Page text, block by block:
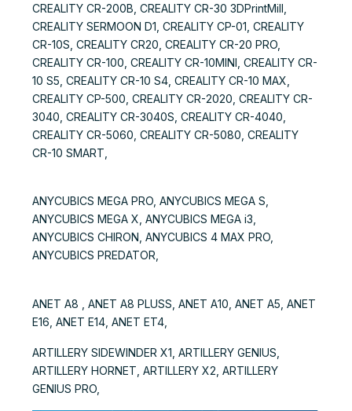
CREALITY CR-200B, CREALITY CR-30 3DPrintMill,
CREALITY SERMOON D1, CREALITY CP-01, CREALITY
CR-10S, CREALITY CR20, CREALITY CR-20 PRO,
CREALITY CR-100, CREALITY CR-10MINI, CREALITY CR-
10 S5, CREALITY CR-10 S4, CREALITY CR-10 MAX,
CREALITY CP-500, CREALITY CR-2020, CREALITY CR-
3040, CREALITY CR-3040S, CREALITY CR-4040,
CREALITY CR-5060, CREALITY CR-5080, CREALITY
CR-10 SMART,
ANYCUBICS MEGA PRO, ANYCUBICS MEGA S,
ANYCUBICS MEGA X, ANYCUBICS MEGA i3,
ANYCUBICS CHIRON, ANYCUBICS 4 MAX PRO,
ANYCUBICS PREDATOR,
ANET A8 , ANET A8 PLUSS, ANET A10, ANET A5, ANET
E16, ANET E14, ANET ET4,
ARTILLERY SIDEWINDER X1, ARTILLERY GENIUS,
ARTILLERY HORNET, ARTILLERY X2, ARTILLERY
GENIUS PRO,